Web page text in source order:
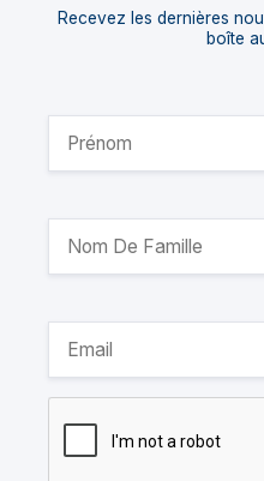
Recevez les dernières
boîte